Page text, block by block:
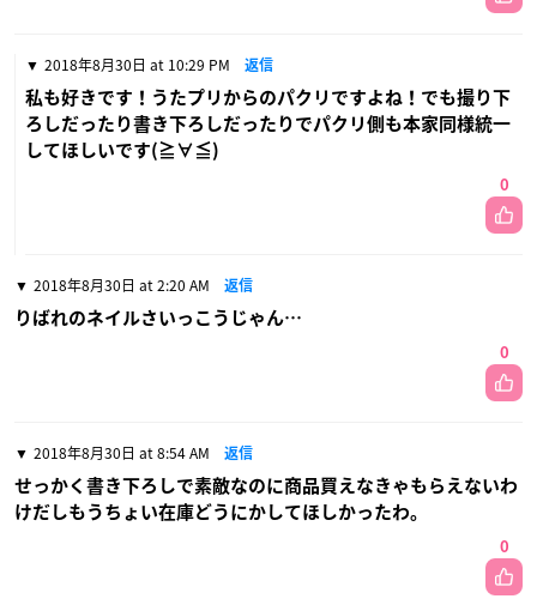
2018年8月30日 at 10:29 PM 返信
私も好きです！うたプリからのパクリですよね！でも撮り下
ろしだったり書き下ろしだったりでパクリ側も本家同様統一
してほしいです(≧∀≦)
0
2018年8月30日 at 2:20 AM 返信
りばれのネイルさいっこうじゃん…
0
2018年8月30日 at 8:54 AM 返信
せっかく書き下ろしで素敵なのに商品買えなきゃもらえないわ
けだしもうちょい在庫どうにかしてほしかったわ。
0